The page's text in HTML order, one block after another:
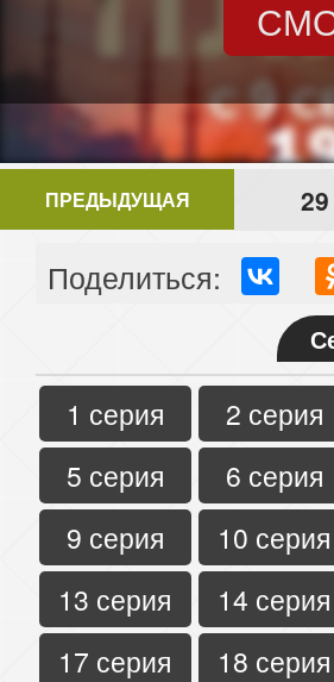
ПРЕДЫДУЩАЯ
Поделиться:
1 серия 2 серия
5 серия
6 серия
9 серия
10 серия
13 серия
14 серия
17 серия
18 серия